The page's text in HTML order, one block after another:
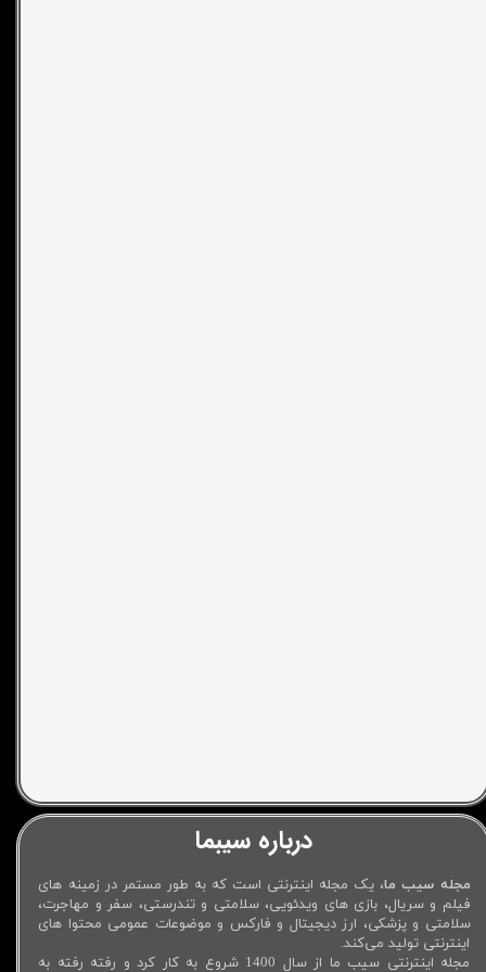
درباره سیبما
مجله سیب ما، یک مجله اینترنتی است که به طور مستمر در زمینه های
فیلم و سریال، بازی های ویدئویی، سلامتی و تندرستی، سفر و مهاجرت،
سلامتی و پزشکی، ارز دیجیتال و فارکس و موضوعات عمومی محتوا های
اینترنتی تولید می‌کند.
مجله اینترنتی سیب ما از سال 1400 شروع به کار کرد و رفته رفته به